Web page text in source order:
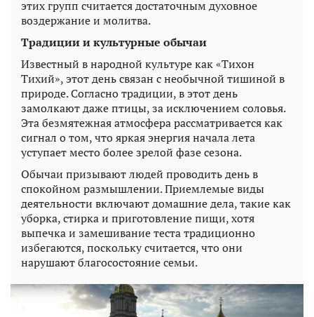
этих групп считается достаточным духовное
воздержание и молитва.
Традиции и культурные обычаи
Известный в народной культуре как «Тихон
Тихий», этот день связан с необычной тишиной в
природе. Согласно традиции, в этот день
замолкают даже птицы, за исключением соловья.
Эта безмятежная атмосфера рассматривается как
сигнал о том, что яркая энергия начала лета
уступает место более зрелой фазе сезона.
Обычаи призывают людей проводить день в
спокойном размышлении. Приемлемые виды
деятельности включают домашние дела, такие как
уборка, стирка и приготовление пищи, хотя
выпечка и замешивание теста традиционно
избегаются, поскольку считается, что они
нарушают благосостояние семьи.